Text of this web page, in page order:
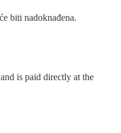
biti nadoknađena.
is paid directly at the